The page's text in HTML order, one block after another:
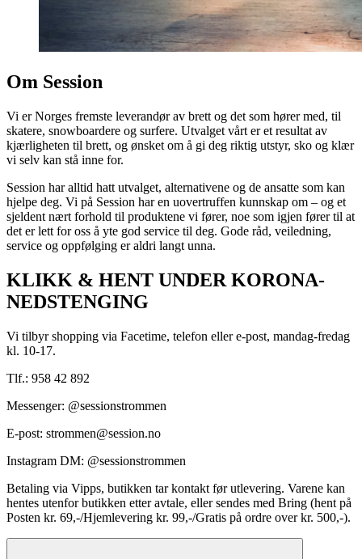
Om Session
Vi er Norges fremste leverandør av brett og det som hører med, til
skatere, snowboardere og surfere. Utvalget vårt er et resultat av
kjærligheten til brett, og ønsket om å gi deg riktig utstyr, sko og klær
vi selv kan stå inne for.
Session har alltid hatt utvalget, alternativene og de ansatte som kan
hjelpe deg. Vi på Session har en uovertruffen kunnskap om – og et
sjeldent nært forhold til produktene vi fører, noe som igjen fører til at
det er lett for oss å yte god service til deg. Gode råd, veiledning,
service og oppfølging er aldri langt unna.
KLIKK & HENT UNDER KORONA-
NEDSTENGING
Vi tilbyr shopping via Facetime, telefon eller e-post, mandag-fredag
kl. 10-17.
Tlf.: 958 42 892
Messenger: @sessionstrommen
E-post: strommen@session.no
Instagram DM: @sessionstrommen
Betaling via Vipps, butikken tar kontakt før utlevering. Varene kan
hentes utenfor butikken etter avtale, eller sendes med Bring (hent på
Posten kr. 69,-/Hjemlevering kr. 99,-/Gratis på ordre over kr. 500,-).